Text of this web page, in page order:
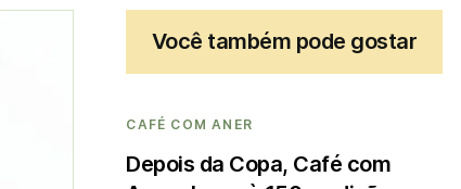
Você também pode gostar
CAFÉ COM ANER
Depois da Copa, Café com